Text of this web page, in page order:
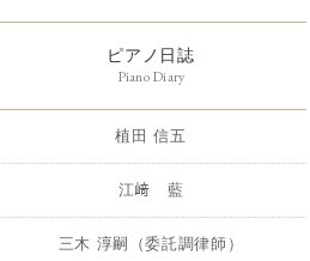
ピアノ日誌
Piano Diary
植田 信五
江﨑 藍
三木 淳嗣（委託調律師）